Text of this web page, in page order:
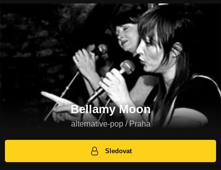
Bellamy Moon
alternative-pop / Praha
Sledovat